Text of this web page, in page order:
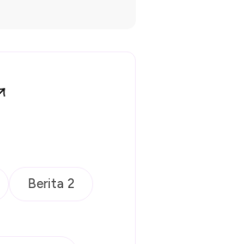
Berita 2